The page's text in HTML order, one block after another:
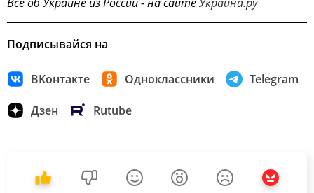
Подписывайся на
ВКонтакте Одноклассники Telegram
Дзен Rutube